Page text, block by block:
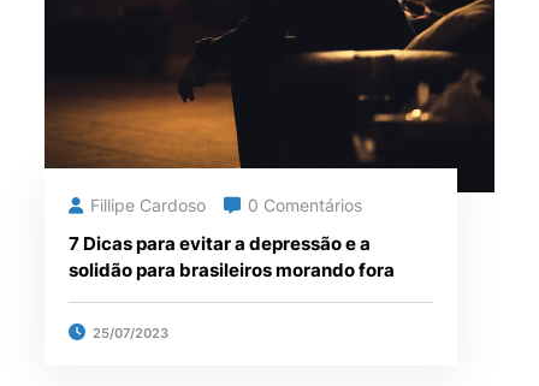
Fillipe Cardoso 0 Comentários
7 Dicas para evitar a depressão e a
solidão para brasileiros morando fora
25/07/2023